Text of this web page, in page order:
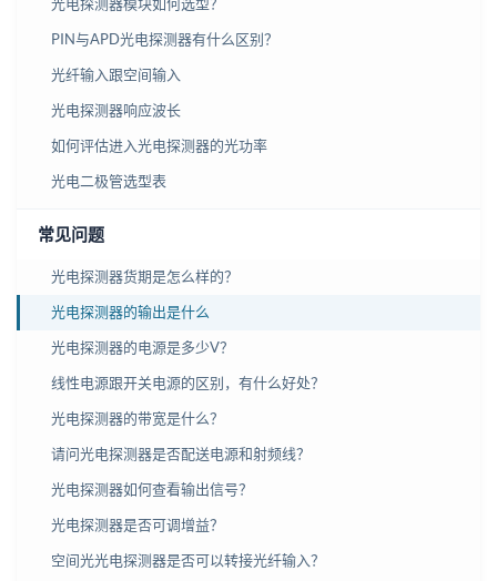
光电探测器模块如何选型？
PIN与APD光电探测器有什么区别？
光纤输入跟空间输入
光电探测器响应波长
如何评估进入光电探测器的光功率
光电二极管选型表
常见问题
光电探测器货期是怎么样的？
光电探测器的输出是什么
光电探测器的电源是多少V？
线性电源跟开关电源的区别，有什么好处？
光电探测器的带宽是什么？
请问光电探测器是否配送电源和射频线？
光电探测器如何查看输出信号？
光电探测器是否可调增益？
空间光光电探测器是否可以转接光纤输入？